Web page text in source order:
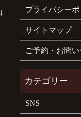
プライバシー
サイトマップ
ご予約・お問
SNS